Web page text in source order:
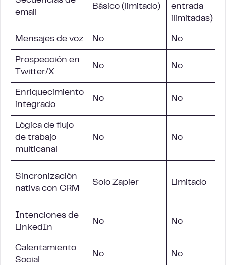
email
Básico (limitado)
entrada
ilimitadas)
Mensajes de voz No No
Prospección en
Twitter/X
No No
Enriquecimiento
integrado
No No
Lógica de flujo
de trabajo
multicanal
No No
Sincronización
nativa con CRM
Solo Zapier Limitado
Intenciones de
LinkedIn
No No
Calentamiento
Social
No No